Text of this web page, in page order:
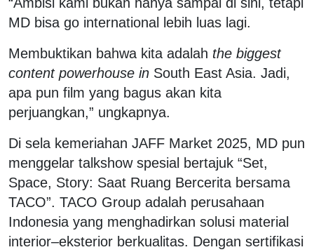
MD bisa go international lebih luas lagi.
Membuktikan bahwa kita adalah the biggest
content powerhouse in South East Asia. Jadi,
apa pun film yang bagus akan kita
perjuangkan,” ungkapnya.
Di sela kemeriahan JAFF Market 2025, MD pun
menggelar talkshow spesial bertajuk “Set,
Space, Story: Saat Ruang Bercerita bersama
TACO”. TACO Group adalah perusahaan
Indonesia yang menghadirkan solusi material
interior–eksterior berkualitas. Dengan sertifikasi